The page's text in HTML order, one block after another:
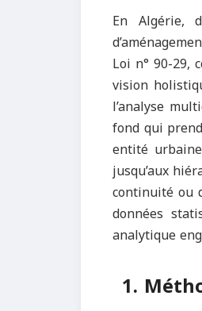
En Algérie,
Loi n° 90-29,
vision
l’analyse
fond qui
entité
jusqu’aux
continuité ou
données
analytique
1.